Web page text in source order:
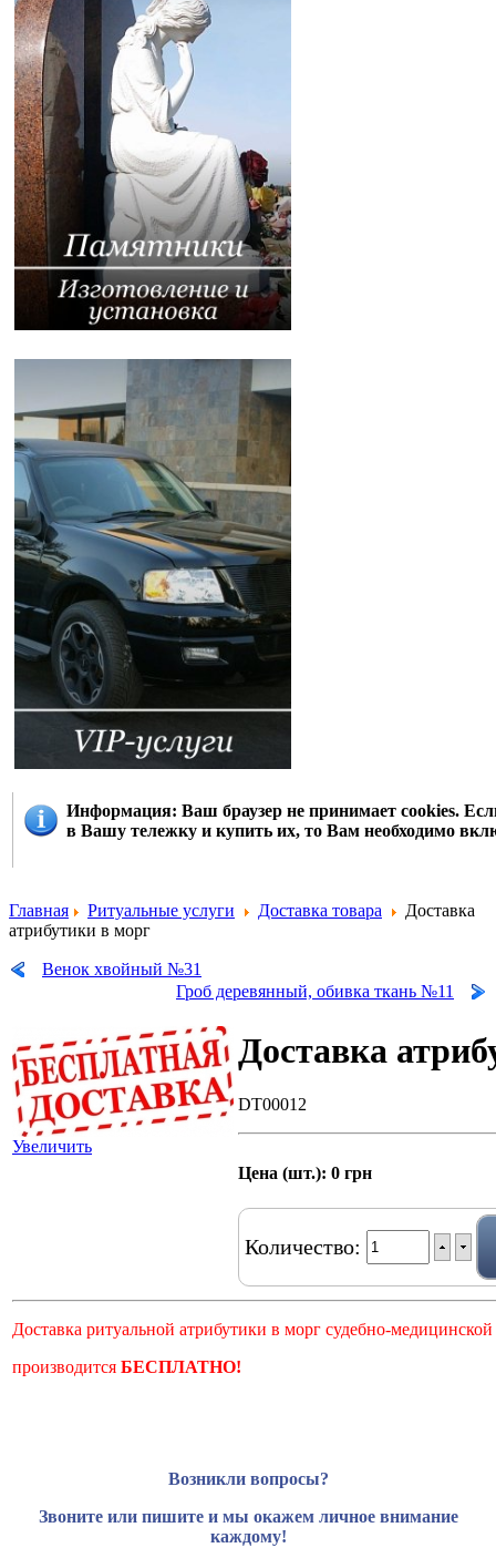
Информация: Ваш браузер не принимает cookies.
в Вашу тележку и купить их, то Вам необходимо
Главная Ритуальные услуги Доставка товара
Доставка
атрибутики в морг
Венок хвойный №31
Гроб деревянный, обивка ткань №11
Увеличить
Доставка
DT00012
Цена (шт.): 0 грн
Количество:
Доставка ритуальной атрибутики в морг судебно-
производится БЕСПЛАТНО!
Возникли вопросы?
Звоните или пишите и мы окажем личное внимание
каждому!